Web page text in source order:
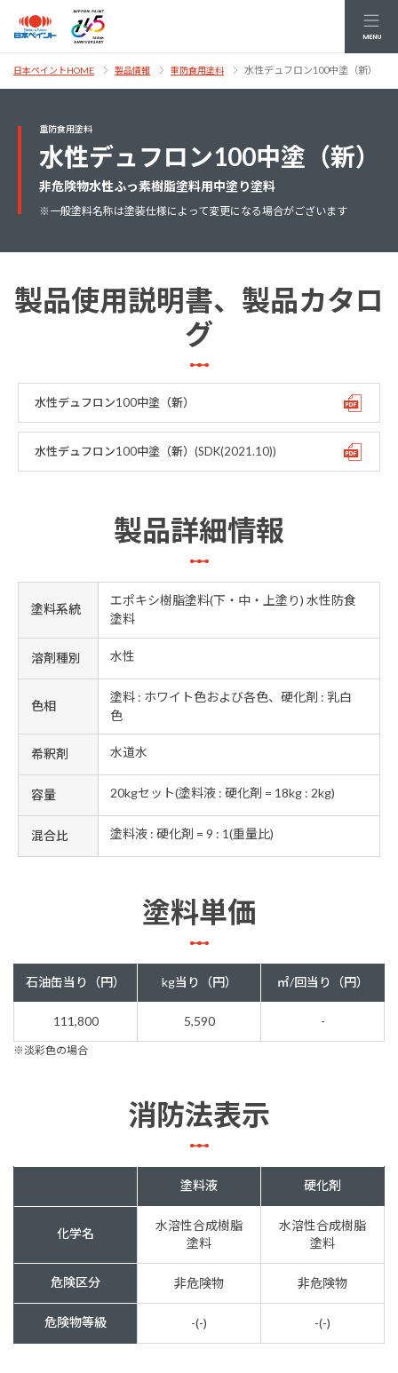
MENU
日本ペイントHOME 製品情報 重防食用塗料 水性デュフロン100中塗（新）
重防食用塗料
水性デュフロン100中塗（新）
非危険物水性ふっ素樹脂塗料用中塗り塗料
※一般塗料名称は塗装仕様によって変更になる場合がございます
製品使用説明書、製品カタロ
グ
水性デュフロン100中塗（新）
水性デュフロン100中塗（新）(SDK(2021.10))
製品詳細情報
塗料系統
エポキシ樹脂塗料(下・中・上塗り) 水性防食
塗料
溶剤種別 水性
色相
塗料 : ホワイト色および各色、硬化剤 : 乳白
色
希釈剤 水道水
容量 20kgセット(塗料液 : 硬化剤 = 18kg : 2kg)
混合比 塗料液 : 硬化剤 = 9 : 1(重量比)
塗料単価
石油缶当り（円） kg当り（円） ㎡/回当り（円）
111,800 5,590 -
※淡彩色の場合
消防法表示
塗料液 硬化剤
化学名
水溶性合成樹脂
塗料
水溶性合成樹脂
塗料
危険区分 非危険物 非危険物
危険物等級 -(-) -(-)